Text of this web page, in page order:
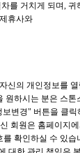
를 거치게 되며, 귀
휴사와
신의 개인정보를
원하시는 분은 스톤
변경" 버튼을 클릭
회원은 홈페이지
를 확인하실 수 있습